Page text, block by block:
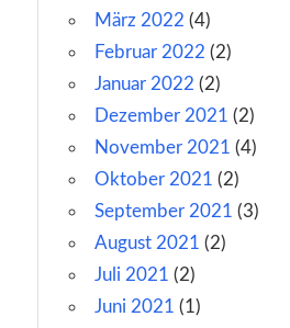
März 2022 (4)
Februar 2022 (2)
Januar 2022 (2)
Dezember 2021 (2)
November 2021 (4)
Oktober 2021 (2)
September 2021 (3)
August 2021 (2)
Juli 2021 (2)
Juni 2021 (1)